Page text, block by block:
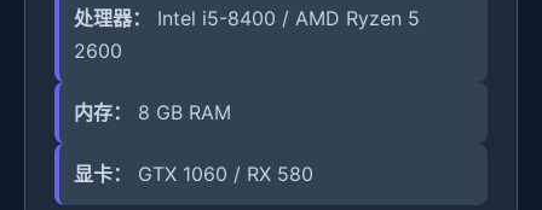
处理器：
Intel i5-8400 / AMD Ryzen 5
2600
内存： 8 GB RAM
显卡： GTX 1060 / RX 580